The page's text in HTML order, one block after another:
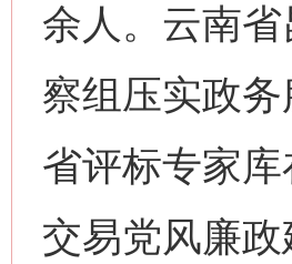
余人。云南
察组压实政
省评标专家
交易党风廉
在谋一域中谋全局